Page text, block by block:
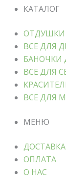
КАТАЛОГ
ОТДУШКИ
ВСЕ ДЛЯ
БАНОЧКИ
ВСЕ ДЛЯ
ВСЕ ДЛЯ
МЕНЮ
ДОСТАВКА
ОПЛАТА
О НАС